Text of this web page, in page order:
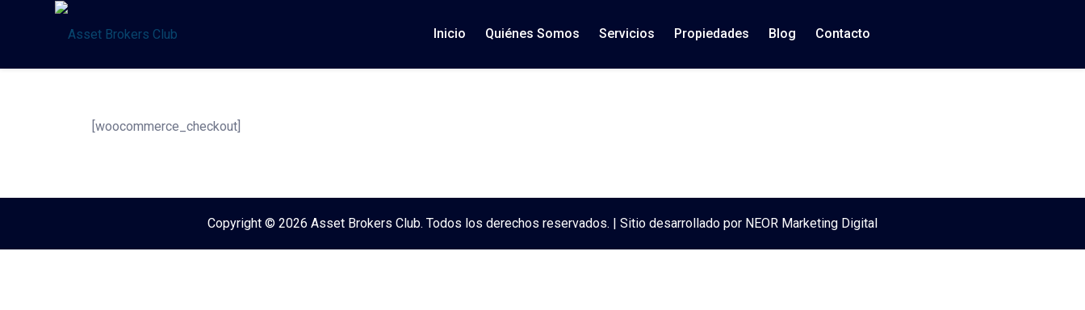
Inicio Quiénes Somos Servicios Propiedades Blog Contacto
[woocommerce_checkout]
Copyright © 2026 Asset Brokers Club. Todos los derechos reservados. | Sitio desarrollado por NEOR Marketing Digital